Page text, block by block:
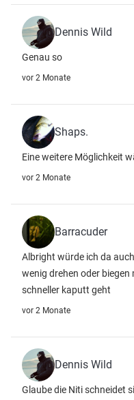
Dennis Wild
Genau so
vor 2 Monate
Shaps.
Eine weitere Möglichkeit
vor 2 Monate
Barracuder
Albright würde ich da
wenig drehen oder
schneller kaputt geht
vor 2 Monate
Dennis Wild
Glaube die Niti schneidet